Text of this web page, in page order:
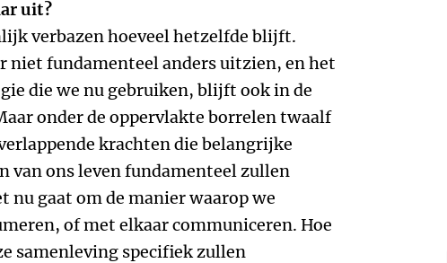
uit?
verbazen hoeveel hetzelfde blijft.
niet fundamenteel anders uitzien, en het
die we nu gebruiken, blijft ook in de
onder de oppervlakte borrelen twaalf
krachten die belangrijke
van ons leven fundamenteel zullen
nu gaat om de manier waarop we
of met elkaar communiceren. Hoe
samenleving specifiek zullen